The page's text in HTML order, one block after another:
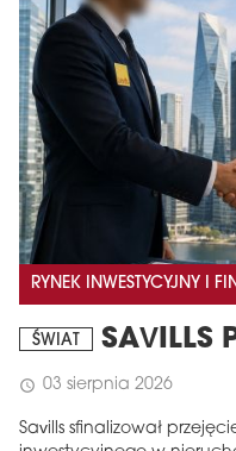
RYNEK INWESTYCYJNY I
ŚWIAT SAVILLS
schedule 03 sierpnia 2026
Savills sfinalizował